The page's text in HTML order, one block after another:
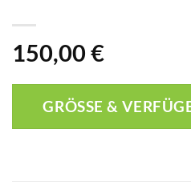
150,00 €
GRÖSSE &